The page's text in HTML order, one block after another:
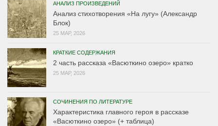
АНАЛИЗ ПРОИЗВЕДЕНИЙ
Анализ стихотворения «На лугу» (Александр
Блок)
25 МАР, 2026
КРАТКИЕ СОДЕРЖАНИЯ
2 часть рассказа «Васюткино озеро» кратко
25 МАР, 2026
СОЧИНЕНИЯ ПО ЛИТЕРАТУРЕ
Характеристика главного героя в рассказе
«Васюткино озеро» (+ таблица)